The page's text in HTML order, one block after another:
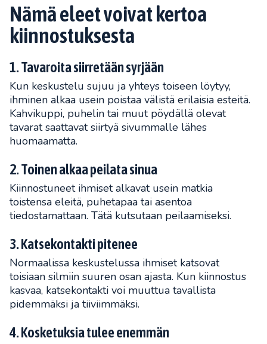
Nämä eleet voivat kertoa
kiinnostuksesta
1. Tavaroita siirretään syrjään
Kun keskustelu sujuu ja yhteys toiseen löytyy,
ihminen alkaa usein poistaa välistä erilaisia esteitä.
Kahvikuppi, puhelin tai muut pöydällä olevat
tavarat saattavat siirtyä sivummalle lähes
huomaamatta.
2. Toinen alkaa peilata sinua
Kiinnostuneet ihmiset alkavat usein matkia
toistensa eleitä, puhetapaa tai asentoa
tiedostamattaan. Tätä kutsutaan peilaamiseksi.
3. Katsekontakti pitenee
Normaalissa keskustelussa ihmiset katsovat
toisiaan silmiin suuren osan ajasta. Kun kiinnostus
kasvaa, katsekontakti voi muuttua tavallista
pidemmäksi ja tiiviimmäksi.
4. Kosketuksia tulee enemmän